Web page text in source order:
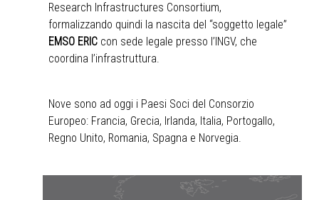
Research Infrastructures Consortium,
formalizzando quindi la nascita del “soggetto legale”
EMSO ERIC con sede legale presso l’INGV, che
coordina l’infrastruttura.
Nove sono ad oggi i Paesi Soci del Consorzio
Europeo: Francia, Grecia, Irlanda, Italia, Portogallo,
Regno Unito, Romania, Spagna e Norvegia.